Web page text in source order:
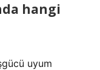
hangi
uyum